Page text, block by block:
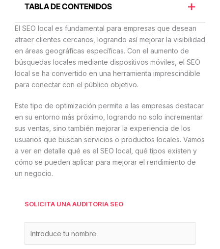
TABLA DE CONTENIDOS
El SEO local es fundamental para empresas que desean
atraer clientes cercanos, logrando así mejorar la visibilidad
en áreas geográficas específicas. Con el aumento de
búsquedas locales mediante dispositivos móviles, el SEO
local se ha convertido en una herramienta imprescindible
para conectar con el público objetivo.
Este tipo de optimización permite a las empresas destacar
en su entorno más próximo, logrando no solo incrementar
sus ventas, sino también mejorar la experiencia de los
usuarios que buscan servicios o productos locales. Vamos
a ver en detalle qué es el SEO local, qué tipos existen y
cómo se pueden aplicar para mejorar el rendimiento de
un negocio.
SOLICITA UNA AUDITORIA SEO